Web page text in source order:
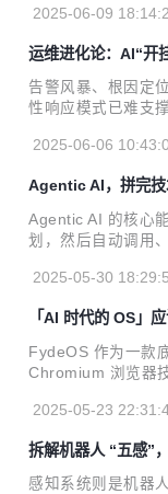
确保性能的同时实
品也一样，智能闭
阶段，并且取得了
观测性方向上，致
更好的理解你的系
线下沙龙，发表《
2025-06-09
运维进化论：AI“开
告警风暴、根因定
性响应模式已难支
后追溯升级为主动
能化、运维智能体
四大议题。 报名
707 时间：2025-
着智能化转型加速
2025-06-06
Agentic AI，拼完
Agentic AI 的核心
划，然后自动调用
2025-05-30
「AI 时代的 OS」
FydeOS 作为一款
Chromium 浏览器
2025-05-23
拆解机器人 “五感”
感知系统则是机器